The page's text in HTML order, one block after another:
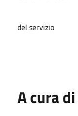
Il
del servizio
(Dott.
A cura di